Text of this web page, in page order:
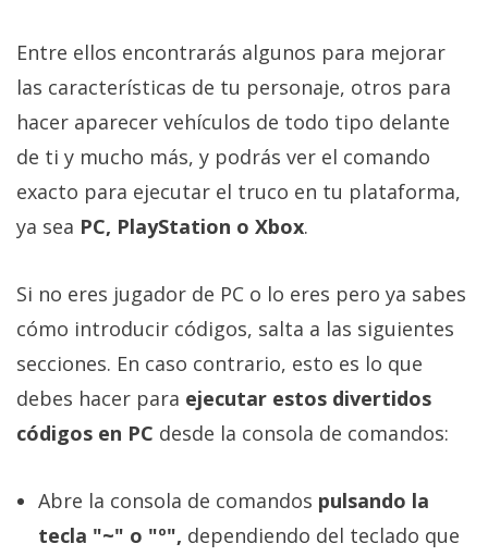
Foros
Contacto
/
nosotros
Publicidad
/
opciones
de
privacidad
Legal
Entre ellos encontrarás algunos para mejorar
las características de tu personaje, otros para
hacer aparecer vehículos de todo tipo delante
de ti y mucho más, y podrás ver el comando
exacto para ejecutar el truco en tu plataforma,
ya sea PC, PlayStation o Xbox.
Si no eres jugador de PC o lo eres pero ya sabes
cómo introducir códigos, salta a las siguientes
secciones. En caso contrario, esto es lo que
debes hacer para ejecutar estos divertidos
códigos en PC desde la consola de comandos:
Abre la consola de comandos pulsando la
tecla "~" o "º", dependiendo del teclado que